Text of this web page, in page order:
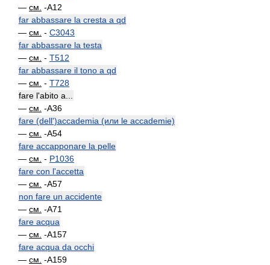
— см. -A12
far abbassare la cresta a qd
— см. - C3043
far abbassare la testa
— см. - T512
far abbassare il tono a qd
— см. - T728
fare l'abito a...
— см. -A36
fare (dell')accademia (или le accademie)
— см. -A54
fare accapponare la pelle
— см. - P1036
fare con l'accetta
— см. -A57
non fare un accidente
— см. -A71
fare acqua
— см. -A157
fare acqua da occhi
— см. -A159